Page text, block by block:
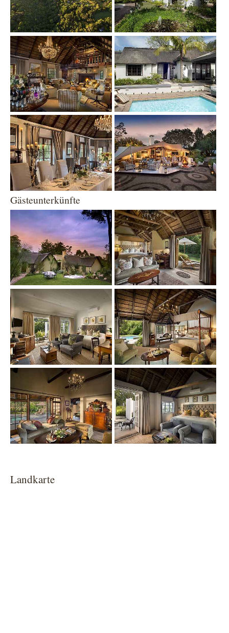
Show larger version Show larger version
Show larger version Show larger version
Gästeunterkünfte
Show larger version Show larger version
Show larger version Show larger version
Show larger version Show larger version
Landkarte